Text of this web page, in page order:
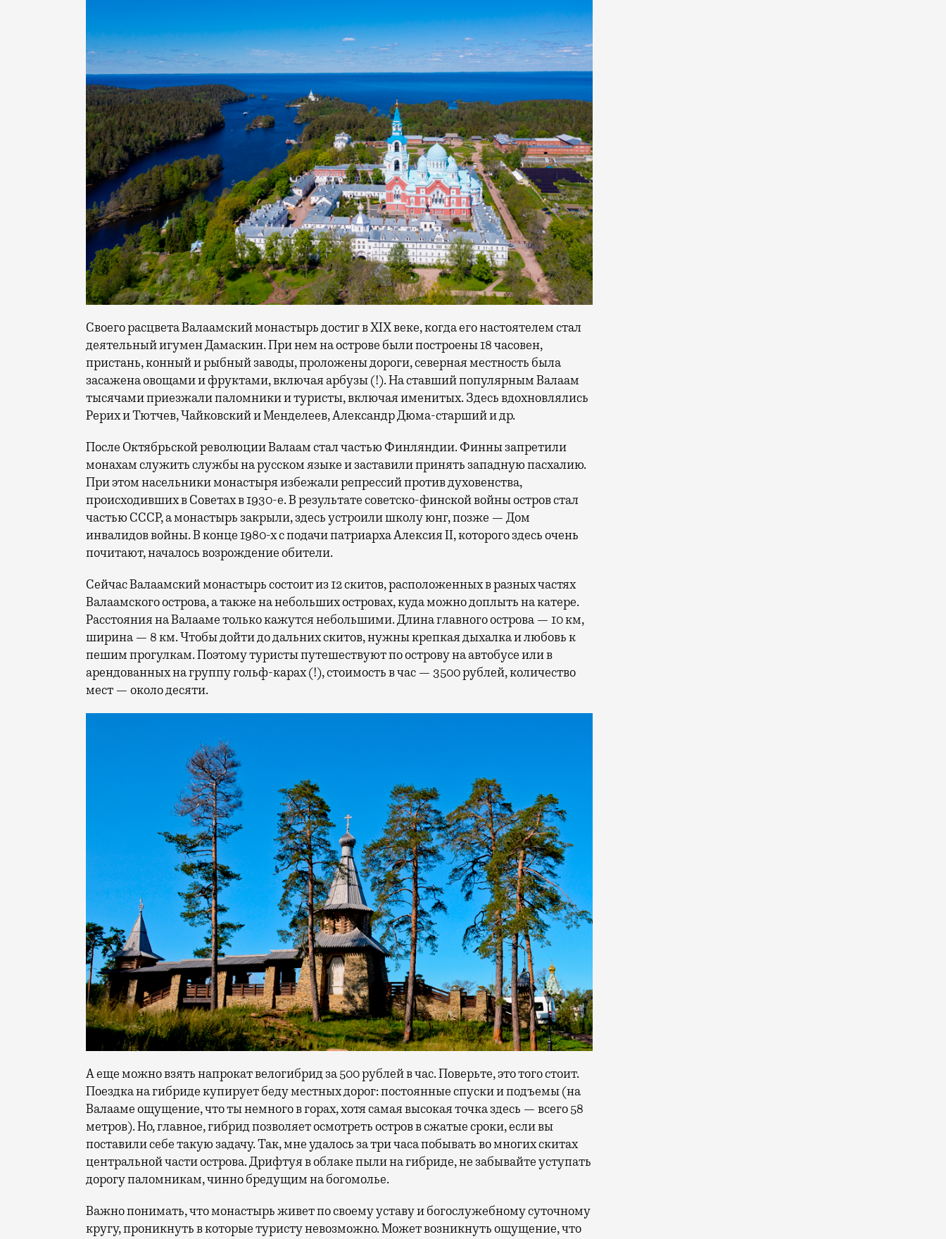
Своего расцвета Валаамский монастырь достиг в XIX веке, когда его настоятелем стал
деятельный игумен Дамаскин. При нем на острове были построены 18 часовен,
пристань, конный и рыбный заводы, проложены дороги, северная местность была
засажена овощами и фруктами, включая арбузы (!). На ставший популярным Валаам
тысячами приезжали паломники и туристы, включая именитых. Здесь вдохновлялись
Рерих и Тютчев, Чайковский и Менделеев, Александр Дюма-старший и др.
После Октябрьской революции Валаам стал частью Финляндии. Финны запретили
монахам служить службы на русском языке и заставили принять западную пасхалию.
При этом насельники монастыря избежали репрессий против духовенства,
происходивших в Советах в 1930-е. В результате советско-финской войны остров стал
частью СССР, а монастырь закрыли, здесь устроили школу юнг, позже — Дом
инвалидов войны. В конце 1980-х с подачи патриарха Алексия II, которого здесь очень
почитают, началось возрождение обители.
Сейчас Валаамский монастырь состоит из 12 скитов, расположенных в разных частях
Валаамского острова, а также на небольших островах, куда можно доплыть на катере.
Расстояния на Валааме только кажутся небольшими. Длина главного острова — 10 км,
ширина — 8 км. Чтобы дойти до дальних скитов, нужны крепкая дыхалка и любовь к
пешим прогулкам. Поэтому туристы путешествуют по острову на автобусе или в
арендованных на группу гольф-карах (!), стоимость в час — 3500 рублей, количество
мест — около десяти.
А еще можно взять напрокат велогибрид за 500 рублей в час. Поверьте, это того стоит.
Поездка на гибриде купирует беду местных дорог: постоянные спуски и подъемы (на
Валааме ощущение, что ты немного в горах, хотя самая высокая точка здесь — всего 58
метров). Но, главное, гибрид позволяет осмотреть остров в сжатые сроки, если вы
поставили себе такую задачу. Так, мне удалось за три часа побывать во многих скитах
центральной части острова. Дрифтуя в облаке пыли на гибриде, не забывайте уступать
дорогу паломникам, чинно бредущим на богомолье.
Важно понимать, что монастырь живет по своему уставу и богослужебному суточному
кругу, проникнуть в которые туристу невозможно. Может возникнуть ощущение, что